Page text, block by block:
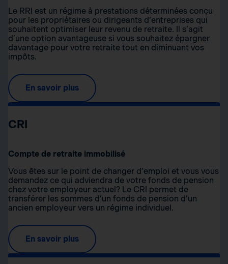
Le RRI est un régime à prestations déterminées conçu
pour les propriétaires ou dirigeants d’entreprises qui
souhaitent optimiser leur revenu de retraite. Il s’agit
d’une option avantageuse si vous souhaitez épargner
davantage pour votre retraite tout en diminuant vos
impôts.
En savoir plus
CRI
Compte de retraite immobilisé
Vous êtes sur le point de changer d’emploi et vous vous
demandez ce qui adviendra de votre fonds de pension
chez votre employeur actuel? Le CRI permet de
transférer les sommes d’un fonds de pension d’un
ancien employeur vers un régime individuel.
En savoir plus